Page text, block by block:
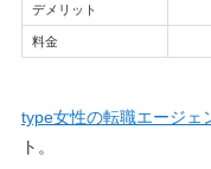
デメリット
料金
type女性の転職エージェ
ト。